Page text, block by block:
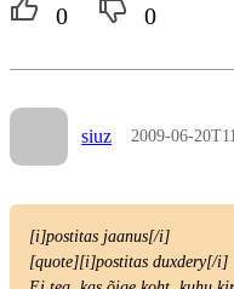
0 0
siuz 2009-06-
[i]postitas jaanus[/i]
[quote][i]postitas duxdery[/i]